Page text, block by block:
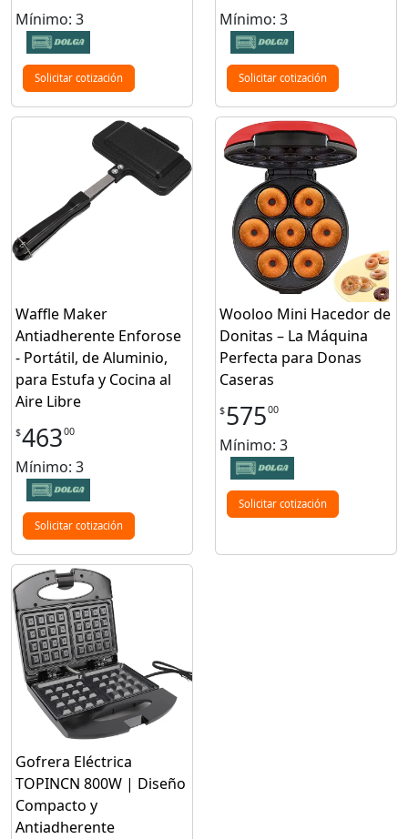
Mínimo: 3
Solicitar cotización
Mínimo: 3
Solicitar cotización
Waffle Maker
Antiadherente Enforose
- Portátil, de Aluminio,
para Estufa y Cocina al
Aire Libre
$46300
Mínimo: 3
Solicitar cotización
Wooloo Mini Hacedor de
Donitas – La Máquina
Perfecta para Donas
Caseras
$57500
Mínimo: 3
Solicitar cotización
Gofrera Eléctrica
TOPINCN 800W | Diseño
Compacto y
Antiadherente